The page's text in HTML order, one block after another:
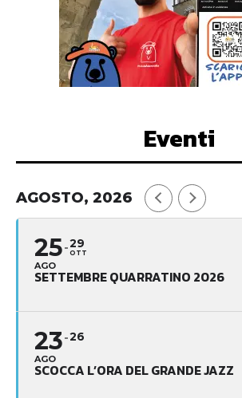
Eventi
AGOSTO, 2026
25
AGO
29
OTT
SETTEMBRE QUARRATINO 2026
23
AGO
26
SCOCCA L’ORA DEL GRANDE JAZZ